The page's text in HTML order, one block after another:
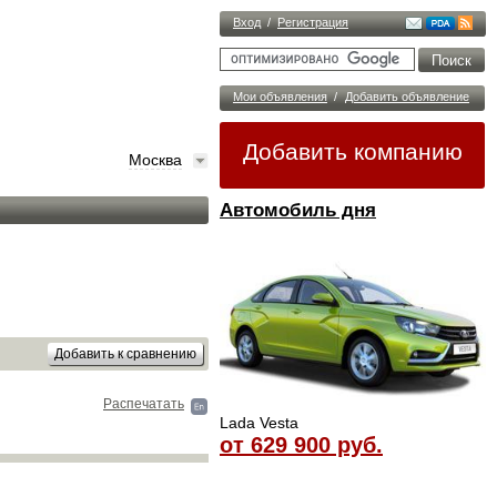
Вход / Регистрация
Мои объявления / Добавить объявление
Добавить компанию
Автомобиль дня
Lada Vesta
от 629 900 руб.
Москва
Распечатать